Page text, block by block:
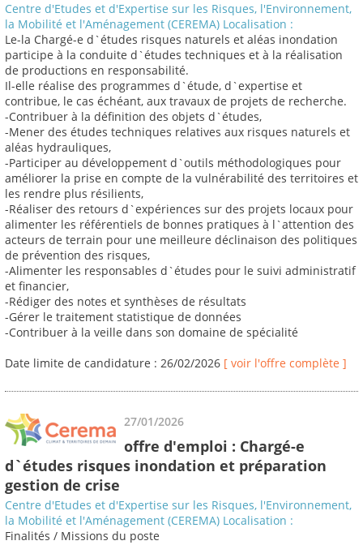
Centre d'Etudes et d'Expertise sur les Risques, l'Environnement,
la Mobilité et l'Aménagement (CEREMA) Localisation :
Le-la Chargé-e d`études risques naturels et aléas inondation
participe à la conduite d`études techniques et à la réalisation
de productions en responsabilité.
Il-elle réalise des programmes d`étude, d`expertise et
contribue, le cas échéant, aux travaux de projets de recherche.
-Contribuer à la définition des objets d`études,
-Mener des études techniques relatives aux risques naturels et
aléas hydrauliques,
-Participer au développement d`outils méthodologiques pour
améliorer la prise en compte de la vulnérabilité des territoires et
les rendre plus résilients,
-Réaliser des retours d`expériences sur des projets locaux pour
alimenter les référentiels de bonnes pratiques à l`attention des
acteurs de terrain pour une meilleure déclinaison des politiques
de prévention des risques,
-Alimenter les responsables d`études pour le suivi administratif
et financier,
-Rédiger des notes et synthèses de résultats
-Gérer le traitement statistique de données
-Contribuer à la veille dans son domaine de spécialité
Date limite de candidature : 26/02/2026 [ voir l'offre complète ]
27/01/2026
offre d'emploi : Chargé-e
d`études risques inondation et préparation
gestion de crise
Centre d'Etudes et d'Expertise sur les Risques, l'Environnement,
la Mobilité et l'Aménagement (CEREMA) Localisation :
Finalités / Missions du poste